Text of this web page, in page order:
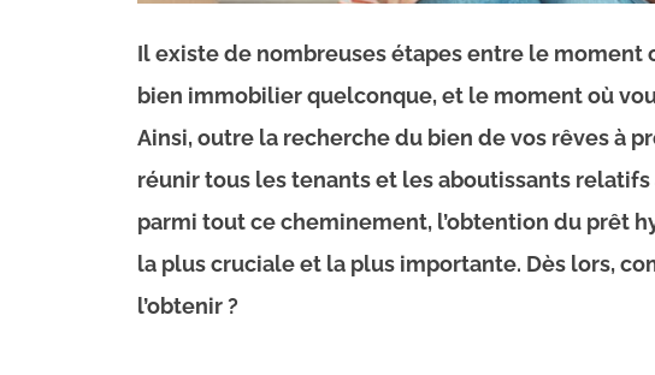
Il existe de nombreuses étapes entre le moment
bien immobilier quelconque, et le moment où
Ainsi, outre la recherche du bien de vos rêves à
réunir tous les tenants et les aboutissants
parmi tout ce cheminement, l’obtention du prêt
la plus cruciale et la plus importante. Dès lors,
l’obtenir ?